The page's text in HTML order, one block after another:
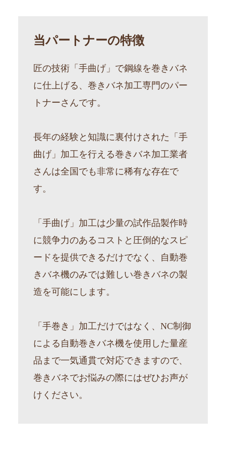
当パートナーの特徴
匠の技術「手曲げ」で鋼線を巻きバネ
に仕上げる、巻きバネ加工専門のパー
トナーさんです。
長年の経験と知識に裏付けされた「手
曲げ」加工を行える巻きバネ加工業者
さんは全国でも非常に稀有な存在で
す。
「手曲げ」加工は少量の試作品製作時
に競争力のあるコストと圧倒的なスピ
ードを提供できるだけでなく、自動巻
きバネ機のみでは難しい巻きバネの製
造を可能にします。
「手巻き」加工だけではなく、NC制御
による自動巻きバネ機を使用した量産
品まで一気通貫で対応できますので、
巻きバネでお悩みの際にはぜひお声が
けください。